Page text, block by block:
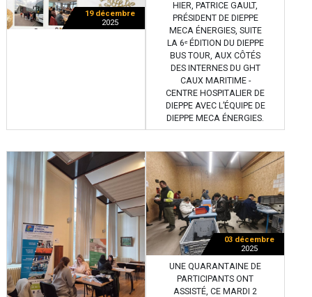
19 décembre
2025
HIER, PATRICE GAULT,
PRÉSIDENT DE DIEPPE
MECA ÉNERGIES, SUITE
LA 6ᵉ ÉDITION DU DIEPPE
BUS TOUR, AUX CÔTÉS
DES INTERNES DU GHT
CAUX MARITIME -
CENTRE HOSPITALIER DE
DIEPPE AVEC L’ÉQUIPE DE
DIEPPE MECA ÉNERGIES.
03 décembre
2025
UNE QUARANTAINE DE
PARTICIPANTS ONT
ASSISTÉ, CE MARDI 2